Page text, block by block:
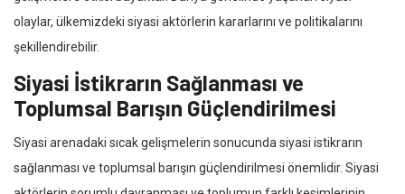
olaylar, ülkemizdeki siyasi aktörlerin kararlarını ve politikalarını
şekillendirebilir.
Siyasi İstikrarın Sağlanması ve
Toplumsal Barışın Güçlendirilmesi
Siyasi arenadaki sıcak gelişmelerin sonucunda siyasi istikrarın
sağlanması ve toplumsal barışın güçlendirilmesi önemlidir. Siyasi